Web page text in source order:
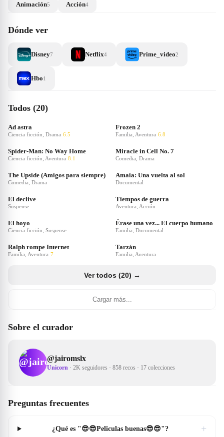
Animación5 Acción4
Dónde ver
Disney7 Netflix4 Prime_video2
Hbo1
Todos (20)
Ad astra
Ciencia ficción, Drama 6.5
Frozen 2
Familia, Aventura 6.8
Spider-Man: No Way Home
Ciencia ficción, Aventura 8.1
Miracle in Cell No. 7
Comedia, Drama
The Upside (Amigos para siempre)
Comedia, Drama
Amaia: Una vuelta al sol
Documental
El declive
Suspense
Tiempos de guerra
Aventura, Acción
El hoyo
Ciencia ficción, Suspense
Érase una vez... El cuerpo humano
Familia, Documental
Ralph rompe Internet
Familia, Aventura 7
Tarzán
Familia, Aventura
Ver todos (20) →
Cargar más...
Sobre el curador
@jairomslx
Unicorn · 2K seguidores · 858 recos · 17 colecciones
Preguntas frecuentes
¿Qué es "😎😎Peliculas buenas😎😎"? +